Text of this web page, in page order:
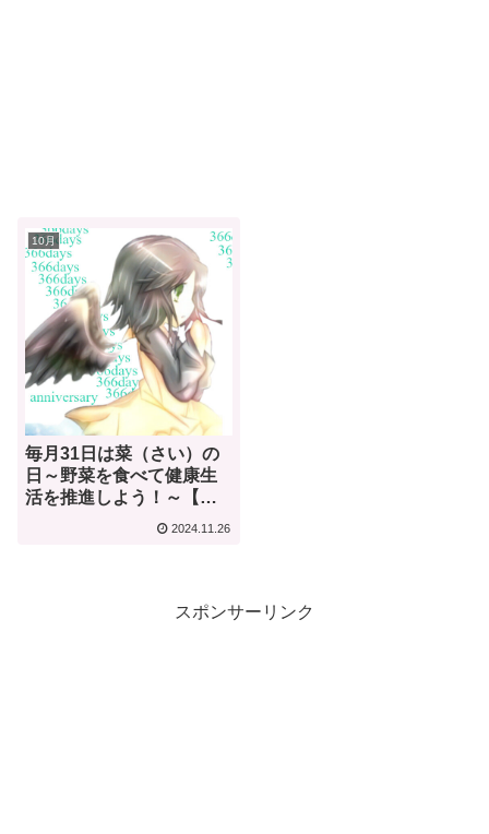
10月
毎月31日は菜（さい）の
日～野菜を食べて健康生
活を推進しよう！～【何
気ない今日は何の日？】
2024.11.26
スポンサーリンク